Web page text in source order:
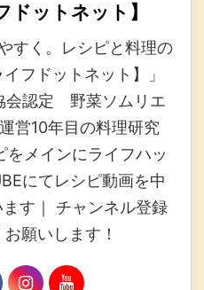
ドットネット】
すく。レシピと料理の
フドットネット】」
会認定 野菜ソムリエ
営10年目の料理研究
をメインにライフハッ
にてレシピ動画を中
す｜ チャンネル登録
願いします！